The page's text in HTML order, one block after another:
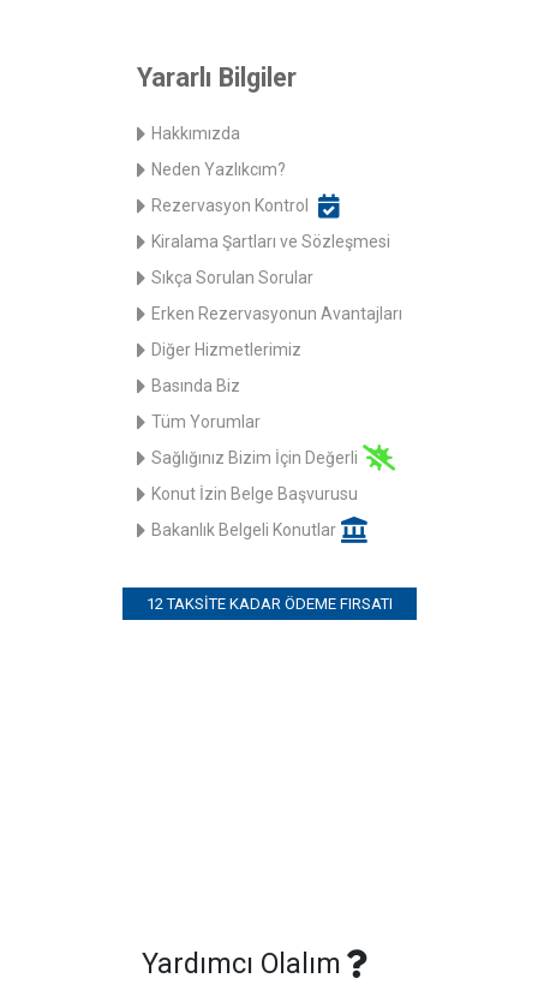
Yararlı Bilgiler
Hakkımızda
Neden Yazlıkcım?
Rezervasyon Kontrol
Kiralama Şartları ve Sözleşmesi
Sıkça Sorulan Sorular
Erken Rezervasyonun Avantajları
Diğer Hizmetlerimiz
Basında Biz
Tüm Yorumlar
Sağlığınız Bizim İçin Değerli
Konut İzin Belge Başvurusu
Bakanlık Belgeli Konutlar
12 TAKSITE KADAR ÖDEME FIRSATI
Yardımcı Olalım